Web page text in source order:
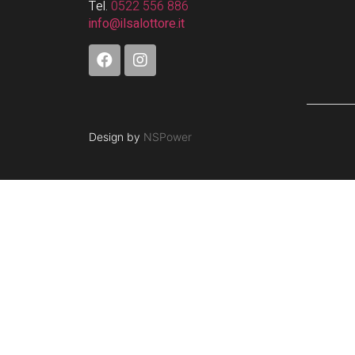
Tel. 0522 556 886
info@ilsalottore.it
Design by NSPower